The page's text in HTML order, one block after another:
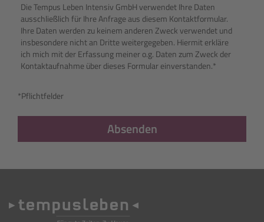
Die Tempus Leben Intensiv GmbH verwendet Ihre Daten
ausschließlich für Ihre Anfrage aus diesem Kontaktformular.
Ihre Daten werden zu keinem anderen Zweck verwendet und
insbesondere nicht an Dritte weitergegeben. Hiermit erkläre
ich mich mit der Erfassung meiner o.g. Daten zum Zweck der
Kontaktaufnahme über dieses Formular einverstanden.*
*Pflichtfelder
Absenden